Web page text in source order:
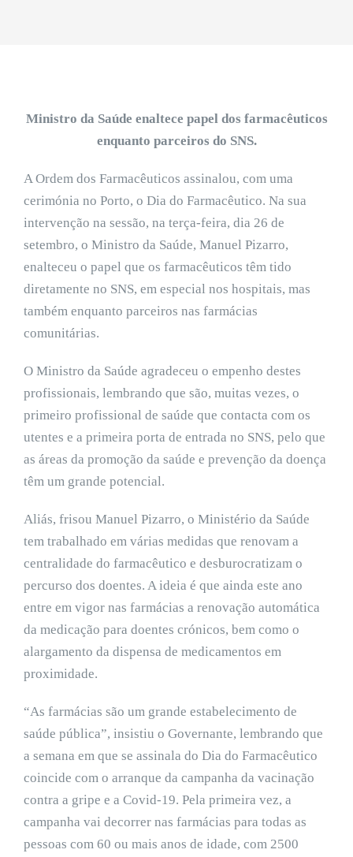
Ministro da Saúde enaltece papel dos farmacêuticos
enquanto parceiros do SNS.
A Ordem dos Farmacêuticos assinalou, com uma
cerimónia no Porto, o Dia do Farmacêutico. Na sua
intervenção na sessão, na terça-feira, dia 26 de
setembro, o Ministro da Saúde, Manuel Pizarro,
enalteceu o papel que os farmacêuticos têm tido
diretamente no SNS, em especial nos hospitais, mas
também enquanto parceiros nas farmácias
comunitárias.
O Ministro da Saúde agradeceu o empenho destes
profissionais, lembrando que são, muitas vezes, o
primeiro profissional de saúde que contacta com os
utentes e a primeira porta de entrada no SNS, pelo que
as áreas da promoção da saúde e prevenção da doença
têm um grande potencial.
Aliás, frisou Manuel Pizarro, o Ministério da Saúde
tem trabalhado em várias medidas que renovam a
centralidade do farmacêutico e desburocratizam o
percurso dos doentes. A ideia é que ainda este ano
entre em vigor nas farmácias a renovação automática
da medicação para doentes crónicos, bem como o
alargamento da dispensa de medicamentos em
proximidade.
“As farmácias são um grande estabelecimento de
saúde pública”, insistiu o Governante, lembrando que
a semana em que se assinala do Dia do Farmacêutico
coincide com o arranque da campanha da vacinação
contra a gripe e a Covid-19. Pela primeira vez, a
campanha vai decorrer nas farmácias para todas as
pessoas com 60 ou mais anos de idade, com 2500